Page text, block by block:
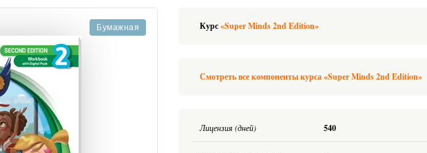
Бумажная Курс«Super Minds 2nd Edition»
Смотреть все компоненты курса «Super Minds 2nd Edition»
Лицензия (дней) 540